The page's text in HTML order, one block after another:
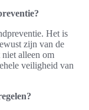
Het is
zijn van de
alleen om
veiligheid van